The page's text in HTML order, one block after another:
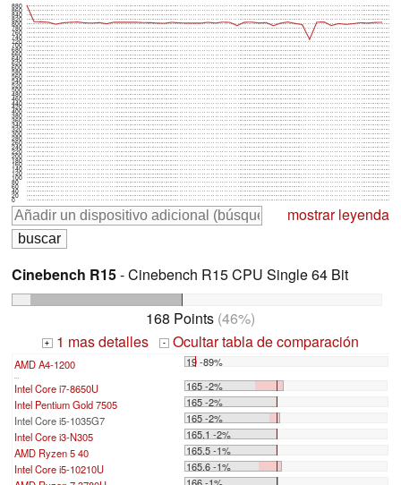
0
20
40
60
80
100
120
140
160
180
200
220
240
260
280
300
320
340
360
380
400
420
440
460
480
500
520
540
560
580
600
620
640
660
680
700
720
740
760
780
800
820
840
860
880
mostrar leyenda
Cinebench R15- Cinebench R15 CPU Single 64 Bit
168 Points (46%)
+ 1 mas detalles - Ocultar tabla de comparación
AMD A4-1200 19 -89%
...
Intel Core i7-8650U
165 -2%
Intel Pentium Gold 7505
165 -2%
Intel Core i5-1035G7
165 -2%
Intel Core i3-N305
165.1 -2%
AMD Ryzen 5 40
165.5 -1%
Intel Core i5-10210U
165.6 -1%